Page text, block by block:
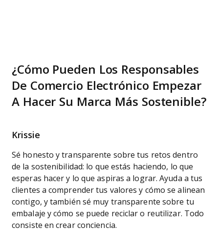
¿Cómo Pueden Los Responsables
De Comercio Electrónico Empezar
A Hacer Su Marca Más Sostenible?
Krissie
Sé honesto y transparente sobre tus retos dentro
de la sostenibilidad: lo que estás haciendo, lo que
esperas hacer y lo que aspiras a lograr. Ayuda a tus
clientes a comprender tus valores y cómo se alinean
contigo, y también sé muy transparente sobre tu
embalaje y cómo se puede reciclar o reutilizar. Todo
consiste en crear conciencia.